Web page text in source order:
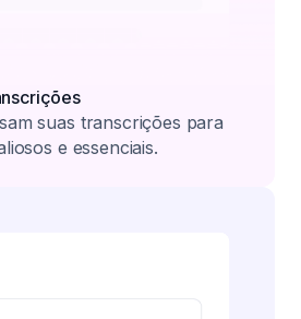
suas transcrições para
e essenciais.